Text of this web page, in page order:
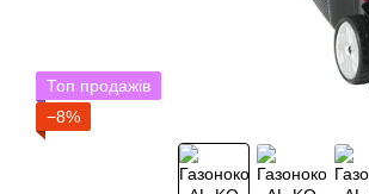
Топ продажів
−8%